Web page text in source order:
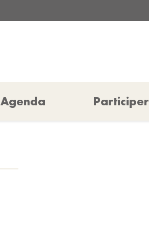
Agenda Participer